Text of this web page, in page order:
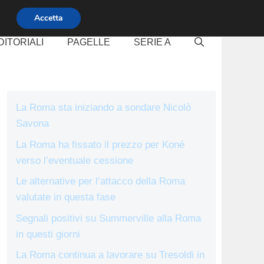
PAGELLE SERIE A
La Roma sta iniziando a sondare Nicolò
Savona
La Roma ha fissato il prezzo per Koné
verso l’eventuale cessione
Le alternative per l’attacco della Roma
valutate in questa fase
Segnali positivi su Summerville alla Roma
in questi giorni
La Roma continua a lavorare su Tresoldi in
Accetta